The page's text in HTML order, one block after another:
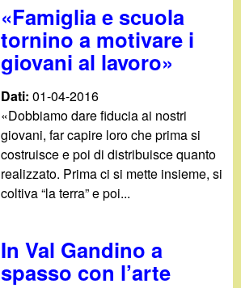
«Famiglia e scuola
tornino a motivare i
giovani al lavoro»
Dati:01-04-2016
«Dobbiamo dare fiducia ai nostri
giovani, far capire loro che prima si
costruisce e poi di distribuisce quanto
realizzato. Prima ci si mette insieme, si
coltiva “la terra” e poi...
In Val Gandino a
spasso con l’arte